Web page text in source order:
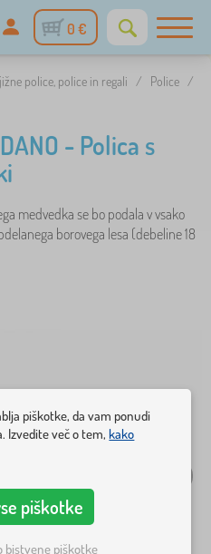
0 €
police, police in regali / Police /
- Polica s
medvedka se bo podala v vsako
borovega lesa (debeline 18
piškotke, da vam ponudi
Izvedite več o tem,kako
piškotke
bistvene piškotke